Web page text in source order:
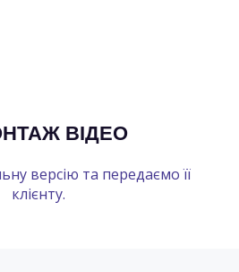
ВІДЕО
версію та передаємо її
клієнту.